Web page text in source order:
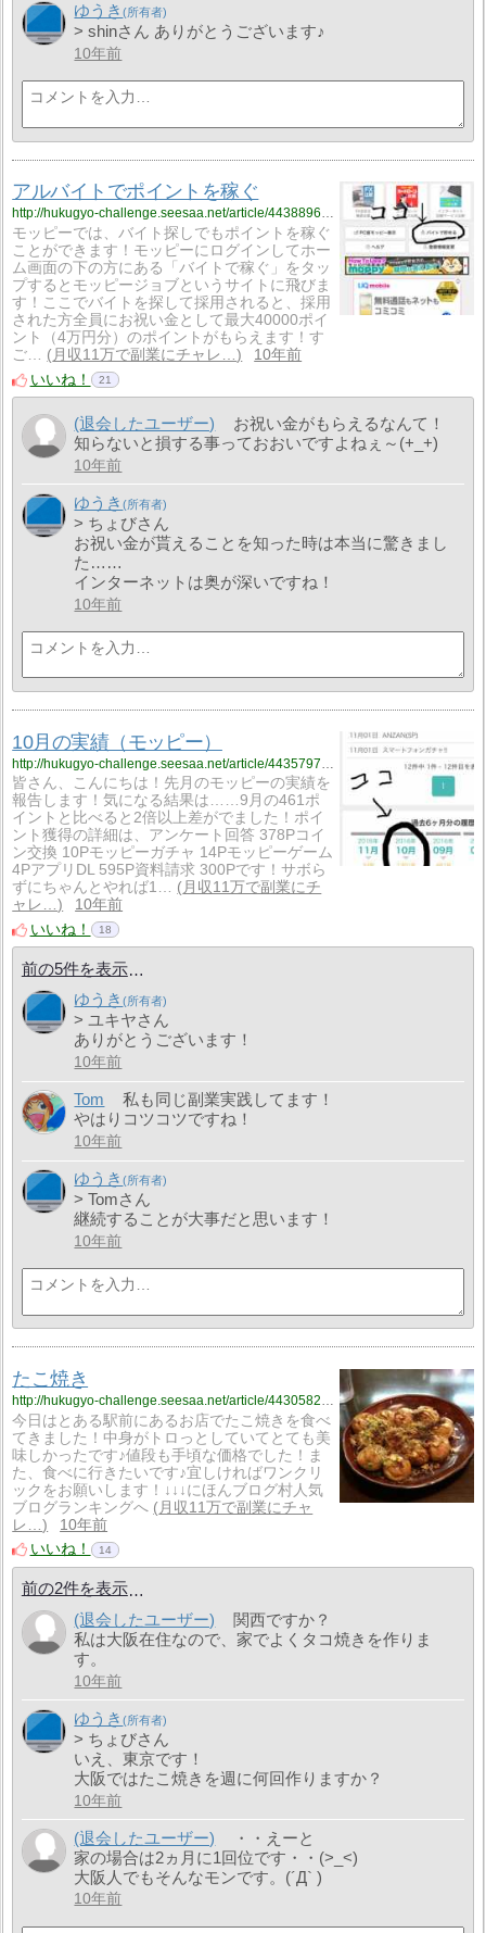
ゆうき
> shinさん ありがとうございます♪
10年前
アルバイトでポイントを稼ぐ
http://hukugyo-challenge.seesaa.net/article/443889668.html
モッピーでは、バイト探しでもポイントを稼ぐ
ことができます！モッピーにログインしてホー
ム画面の下の方にある「バイトで稼ぐ」をタッ
プするとモッピージョブというサイトに飛びま
す！ここでバイトを探して採用されると、採用
された方全員にお祝い金として最大40000ポイ
ント（4万円分）のポイントがもらえます！す
ご…
月収11万で副業にチャレ…
10年前
いいね！
21
(退会したユーザー)
お祝い金がもらえるなんて！
知らないと損する事っておおいですよねぇ～(+_+)
10年前
ゆうき
> ちょびさん
お祝い金が貰えることを知った時は本当に驚きまし
た……
インターネットは奥が深いですね！
10年前
10月の実績（モッピー）
皆さん、こんにちは！先月のモッピーの実績を
報告します！気になる結果は……9月の461ポ
イントと比べると2倍以上差がでました！ポイ
ント獲得の詳細は、アンケート回答 378Pコイ
ン交換 10Pモッピーガチャ 14Pモッピーゲーム
4PアプリDL 595P資料請求 300Pです！サボら
ずにちゃんとやれば1…
月収11万で副業にチ
ャレ…
10年前
いいね！
18
前の5件を表示
ゆうき
> ユキヤさん
ありがとうございます！
10年前
Tom
私も同じ副業実践してます！
やはりコツコツですね！
10年前
ゆうき
> Tomさん
継続することが大事だと思います！
10年前
たこ焼き
http://hukugyo-challenge.seesaa.net/article/443058294.html
今日はとある駅前にあるお店でたこ焼きを食べ
てきました！中身がトロっとしていてとても美
味しかったです♪値段も手頃な価格でした！ま
た、食べに行きたいです♪宜しければワンクリ
ックをお願いします！↓↓↓にほんブログ村人気
ブログランキングへ
月収11万で副業にチャ
レ…
10年前
いいね！
14
前の2件を表示
(退会したユーザー)
関西ですか？
私は大阪在住なので、家でよくタコ焼きを作りま
す。
10年前
ゆうき
> ちょびさん
いえ、東京です！
大阪ではたこ焼きを週に何回作りますか？
10年前
(退会したユーザー)
・・えーと
家の場合は2ヵ月に1回位です・・(>_<)
大阪人でもそんなモンです。(´Д` )
10年前